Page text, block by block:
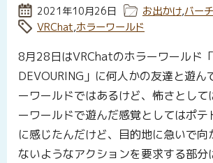
投稿日:
2021年10月26日 カテゴリー:
お出かけ,バー
タグ:
VRChat,ホラーワールド
8月28日はVRChatのホラーワールド
DEVOURING」に何人かの友達と遊ん
ーワールドではあるけど、怖さとして
ーワールドで遊んだ感覚としてはポテ
に感じたんだけど、目的地に急いで向
ないようなアクションを要求する部分